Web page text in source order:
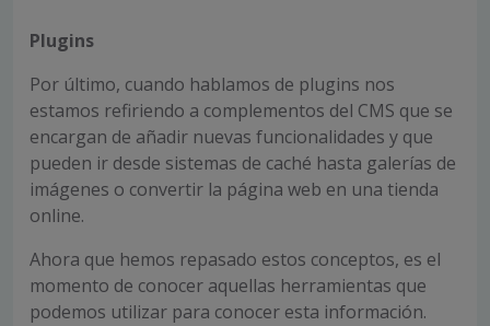
Plugins
Por último, cuando hablamos de plugins nos
estamos refiriendo a complementos del CMS que se
encargan de añadir nuevas funcionalidades y que
pueden ir desde sistemas de caché hasta galerías de
imágenes o convertir la página web en una tienda
online.
Ahora que hemos repasado estos conceptos, es el
momento de conocer aquellas herramientas que
podemos utilizar para conocer esta información.